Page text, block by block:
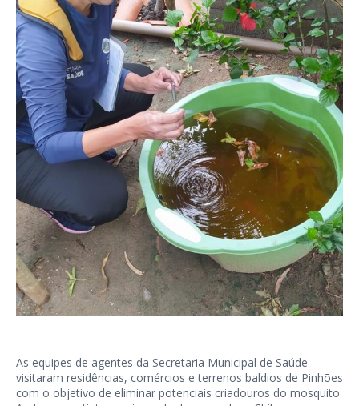
As equipes de agentes da Secretaria Municipal de Saúde
visitaram residências, comércios e terrenos baldios de Pinhões
com o objetivo de eliminar potenciais criadouros do mosquito